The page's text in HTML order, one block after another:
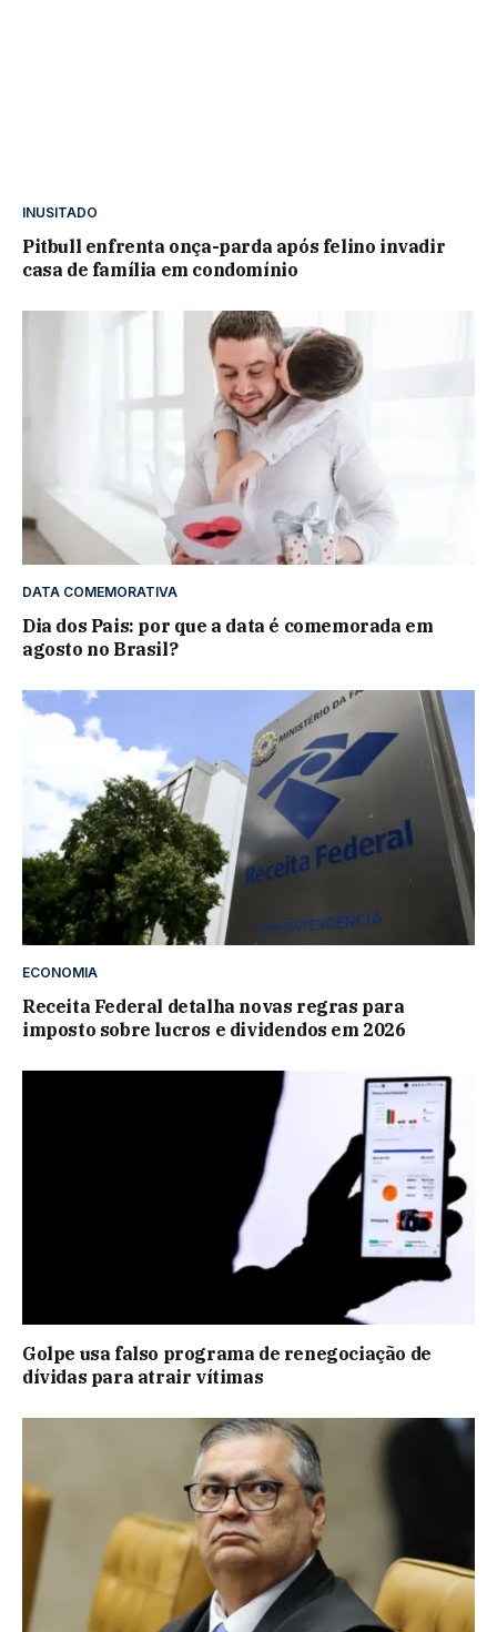
INUSITADO
Pitbull enfrenta onça-parda após felino invadir
casa de família em condomínio
DATA COMEMORATIVA
Dia dos Pais: por que a data é comemorada em
agosto no Brasil?
ECONOMIA
Receita Federal detalha novas regras para
imposto sobre lucros e dividendos em 2026
Golpe usa falso programa de renegociação de
dívidas para atrair vítimas